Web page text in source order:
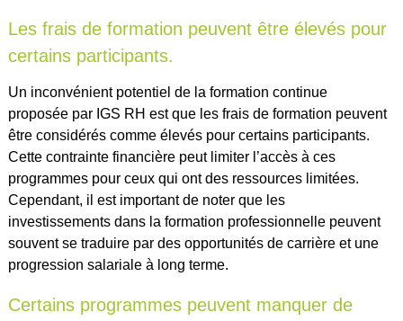
Les frais de formation peuvent être élevés pour
certains participants.
Un inconvénient potentiel de la formation continue
proposée par IGS RH est que les frais de formation peuvent
être considérés comme élevés pour certains participants.
Cette contrainte financière peut limiter l’accès à ces
programmes pour ceux qui ont des ressources limitées.
Cependant, il est important de noter que les
investissements dans la formation professionnelle peuvent
souvent se traduire par des opportunités de carrière et une
progression salariale à long terme.
Certains programmes peuvent manquer de